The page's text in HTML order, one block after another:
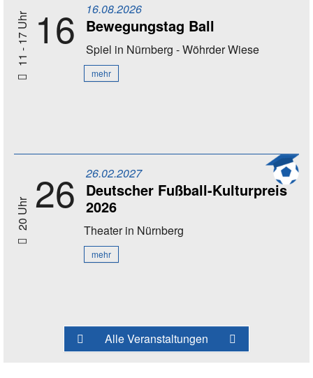
11 - 17 Uhr 16 16.08.2026
Bewegungstag Ball
Spiel in Nürnberg - Wöhrder Wiese
mehr
20 Uhr 26 26.02.2027
Deutscher Fußball-Kulturpreis
2026
Theaterin Nürnberg
mehr
Alle Veranstaltungen